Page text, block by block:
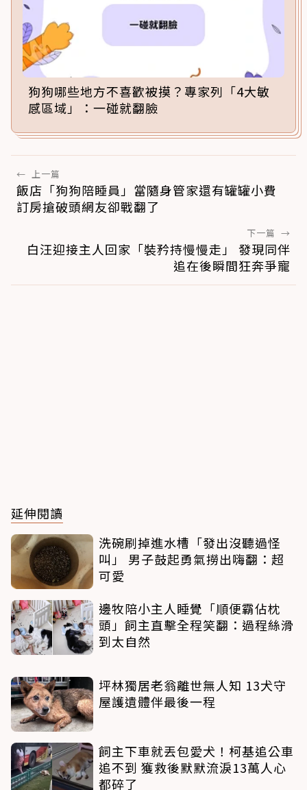
狗狗哪些地方不喜歡被摸？專家列「4大敏
感區域」：一碰就翻臉
← 上一篇
飯店「狗狗陪睡員」當隨身管家還有罐罐小費
訂房搶破頭網友卻戰翻了
下一篇 →
白汪迎接主人回家「裝矜持慢慢走」 發現同伴
追在後瞬間狂奔爭寵
延伸閱讀
洗碗刷掉進水槽「發出沒聽過怪
叫」 男子鼓起勇氣撈出嗨翻：超
可愛
邊牧陪小主人睡覺「順便霸佔枕
頭」飼主直擊全程笑翻：過程絲滑
到太自然
坪林獨居老翁離世無人知 13犬守
屋護遺體伴最後一程
飼主下車就丟包愛犬！柯基追公車
追不到 獲救後默默流淚13萬人心
都碎了